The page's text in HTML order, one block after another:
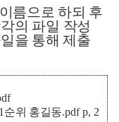
름으로 하되 후
의 파일 작성
을 통해 제출
1 순위 홍길동.pdf p, 2